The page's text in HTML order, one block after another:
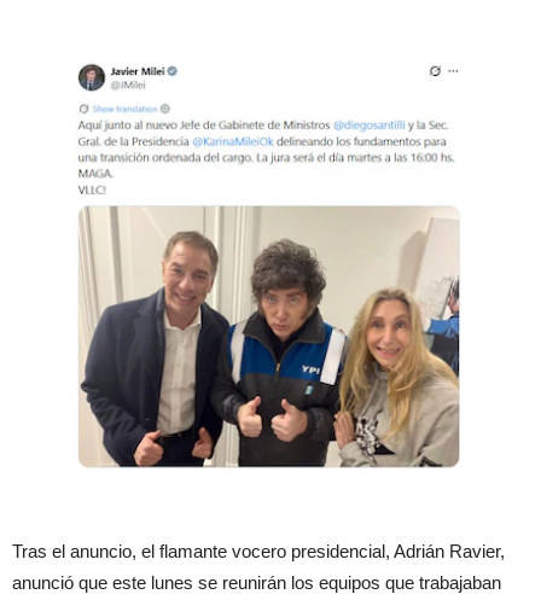
Tras el anuncio, el flamante vocero presidencial, Adrián Ravier,
anunció que este lunes se reunirán los equipos que trabajaban